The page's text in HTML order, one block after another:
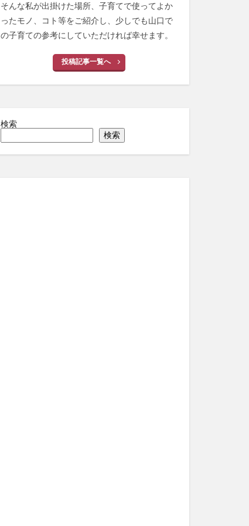
そんな私が出掛けた場所、子育てで使ってよか
ったモノ、コト等をご紹介し、少しでも山口で
の子育ての参考にしていただければ幸せます。
投稿記事一覧へ
検索
検索